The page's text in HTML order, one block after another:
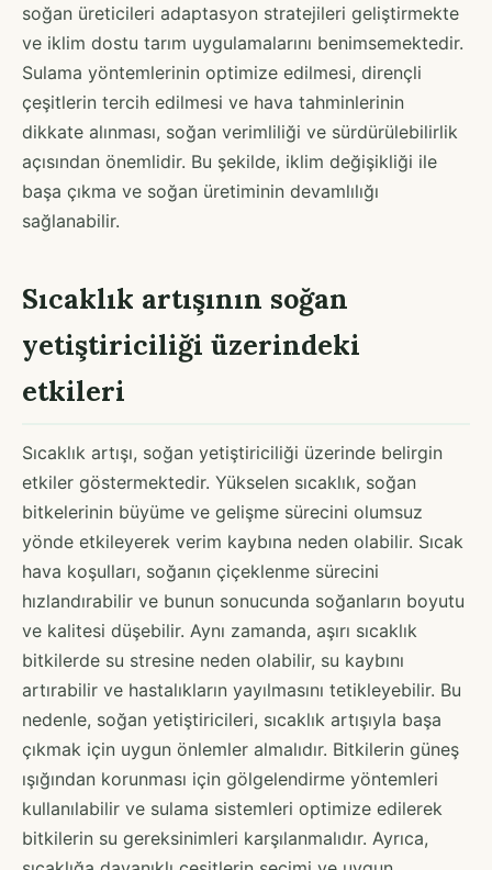
soğan üreticileri adaptasyon stratejileri geliştirmekte
ve iklim dostu tarım uygulamalarını benimsemektedir.
Sulama yöntemlerinin optimize edilmesi, dirençli
çeşitlerin tercih edilmesi ve hava tahminlerinin
dikkate alınması, soğan verimliliği ve sürdürülebilirlik
açısından önemlidir. Bu şekilde, iklim değişikliği ile
başa çıkma ve soğan üretiminin devamlılığı
sağlanabilir.
Sıcaklık artışının soğan
yetiştiriciliği üzerindeki
etkileri
Sıcaklık artışı, soğan yetiştiriciliği üzerinde belirgin
etkiler göstermektedir. Yükselen sıcaklık, soğan
bitkelerinin büyüme ve gelişme sürecini olumsuz
yönde etkileyerek verim kaybına neden olabilir. Sıcak
hava koşulları, soğanın çiçeklenme sürecini
hızlandırabilir ve bunun sonucunda soğanların boyutu
ve kalitesi düşebilir. Aynı zamanda, aşırı sıcaklık
bitkilerde su stresine neden olabilir, su kaybını
artırabilir ve hastalıkların yayılmasını tetikleyebilir. Bu
nedenle, soğan yetiştiricileri, sıcaklık artışıyla başa
çıkmak için uygun önlemler almalıdır. Bitkilerin güneş
ışığından korunması için gölgelendirme yöntemleri
kullanılabilir ve sulama sistemleri optimize edilerek
bitkilerin su gereksinimleri karşılanmalıdır. Ayrıca,